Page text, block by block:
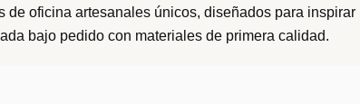
oficina artesanales únicos, diseñados para inspirar
bajo pedido con materiales de primera calidad.